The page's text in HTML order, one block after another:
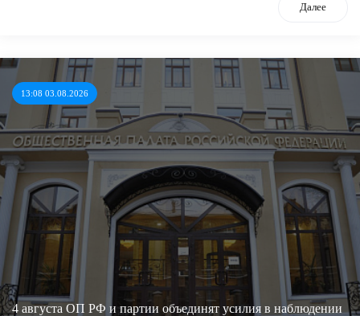
Далее
13:08 03.08.2026
4 августа ОП РФ и партии объединят усилия в наблюдении